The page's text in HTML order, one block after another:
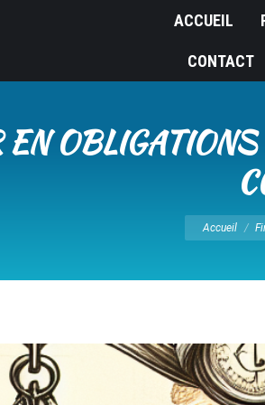
ACCUEIL
CONTACT
Vous êtes ici
Accueil